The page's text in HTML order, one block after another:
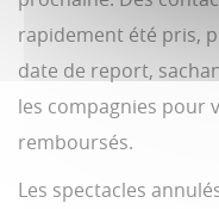
rapidement été pris,
date de report,
les compagnies pour
remboursés.
Les spectacles